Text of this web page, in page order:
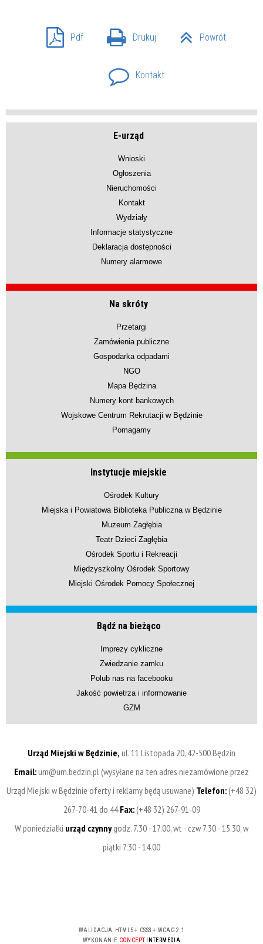
Pdf Drukuj Powrót
Kontakt
E-urząd
Wnioski
Ogłoszenia
Nieruchomości
Kontakt
Wydziały
Informacje statystyczne
Deklaracja dostępności
Numery alarmowe
Na skróty
Przetargi
Zamówienia publiczne
Gospodarka odpadami
NGO
Mapa Będzina
Numery kont bankowych
Wojskowe Centrum Rekrutacji w Będzinie
Pomagamy
Instytucje miejskie
Ośrodek Kultury
Miejska i Powiatowa Biblioteka Publiczna w Będzinie
Muzeum Zagłębia
Teatr Dzieci Zagłębia
Ośrodek Sportu i Rekreacji
Międzyszkolny Ośrodek Sportowy
Miejski Ośrodek Pomocy Społecznej
Bądź na bieżąco
Imprezy cykliczne
Zwiedzanie zamku
Polub nas na facebooku
Jakość powietrza i informowanie
GZM
Urząd Miejski w Będzinie, ul. 11 Listopada 20, 42-500 Będzin
Email:um@um.bedzin.pl (wysyłane na ten adres niezamówione przez
Urząd Miejski w Będzinie oferty i reklamy będą usuwane) Telefon:(+48 32)
267-70-41 do 44Fax:(+48 32) 267-91-09
W poniedziałki urząd czynnygodz. 7.30 - 17.00, wt - czw 7.30 - 15.30, w
piątki 7.30 - 14.00
WALIDACJA: HTML5+ CSS3 + WCAG 2.1
WYKONANIE CONCEPT INTERMEDIA